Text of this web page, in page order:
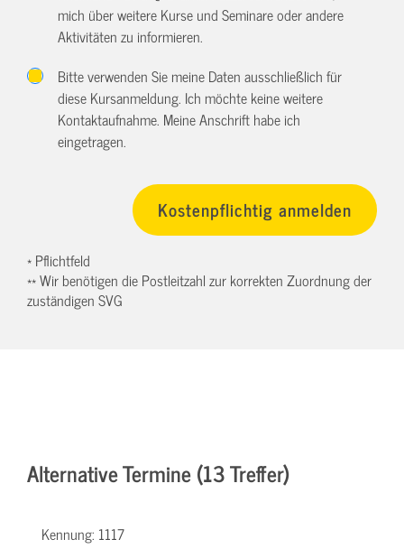
mich über weitere Kurse und Seminare oder andere
Aktivitäten zu informieren.
Bitte verwenden Sie meine Daten ausschließlich für
diese Kursanmeldung. Ich möchte keine weitere
Kontaktaufnahme. Meine Anschrift habe ich
eingetragen.
* Pflichtfeld
** Wir benötigen die Postleitzahl zur korrekten Zuordnung der
zuständigen SVG
Alternative Termine (13 Treffer)
Kennung: 1117